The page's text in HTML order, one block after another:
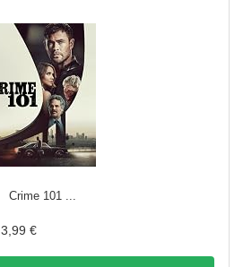
Crime 101 ...
3,99 €